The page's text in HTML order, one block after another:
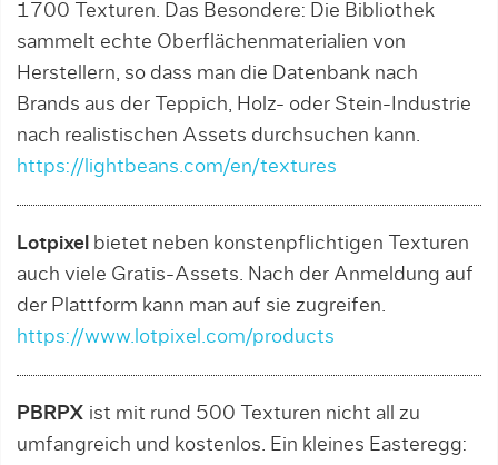
1700 Texturen. Das Besondere: Die Bibliothek
sammelt echte Oberflächenmaterialien von
Herstellern, so dass man die Datenbank nach
Brands aus der Teppich, Holz- oder Stein-Industrie
nach realistischen Assets durchsuchen kann.
https://lightbeans.com/en/textures
Lotpixel bietet neben konstenpflichtigen Texturen
auch viele Gratis-Assets. Nach der Anmeldung auf
der Plattform kann man auf sie zugreifen.
https://www.lotpixel.com/products
PBRPX ist mit rund 500 Texturen nicht all zu
umfangreich und kostenlos. Ein kleines Easteregg: